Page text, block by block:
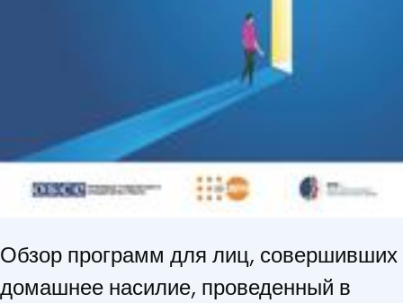
Обзор программ для лиц, совершивших
домашнее насилие, проведенный в